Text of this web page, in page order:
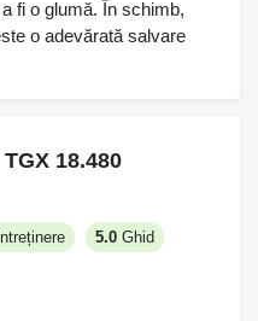
în fiecare zi. Nu m-
dar recuperezi o parte
de combustibil.
fi o glumă. În schimb,
o adevărată salvare
18.480
Întreținere 5.0 Ghid